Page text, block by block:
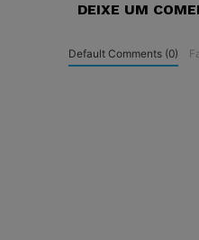
DEIXE UM
Default Comments (0)